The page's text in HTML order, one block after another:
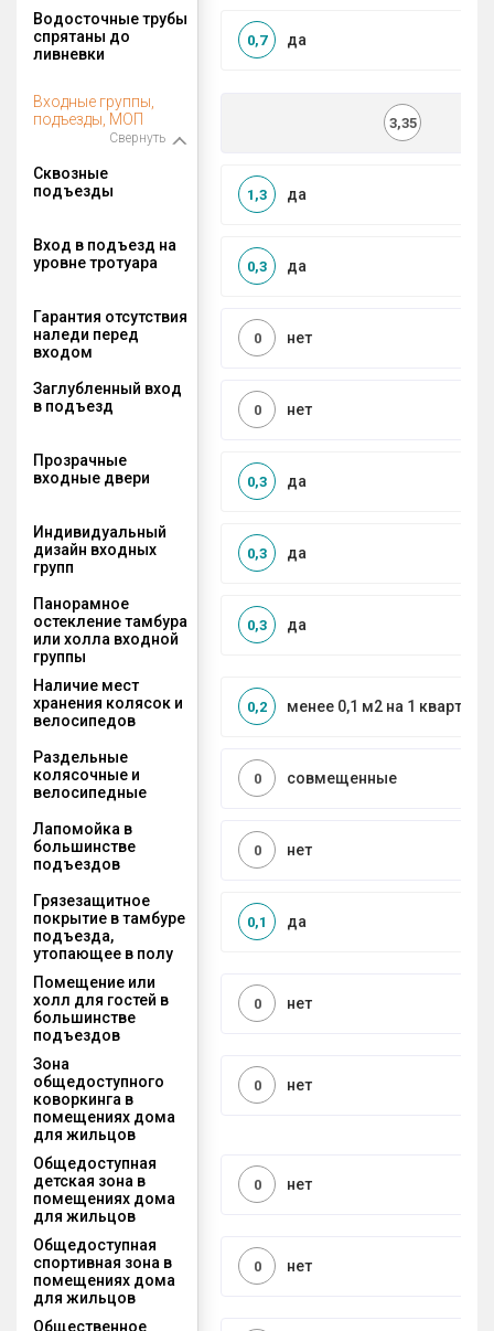
Водосточные трубы
спрятаны до
ливневки
да
0,7
Входные группы,
подъезды, МОП
Свернуть
3,35
Сквозные
подъезды
да
1,3
Вход в подъезд на
уровне тротуара
да
0,3
Гарантия отсутствия
наледи перед
входом
нет
0
Заглубленный вход
в подъезд
нет
0
Прозрачные
входные двери
да
0,3
Индивидуальный
дизайн входных
групп
да
0,3
Панорамное
остекление тамбура
или холла входной
группы
да
0,3
Наличие мест
хранения колясок и
велосипедов
менее 0,1 м2 на 1 квартиру
0,2
Раздельные
колясочные и
велосипедные
совмещенные
0
Лапомойка в
большинстве
подъездов
нет
0
Грязезащитное
покрытие в тамбуре
подъезда,
утопающее в полу
да
0,1
Помещение или
холл для гостей в
большинстве
подъездов
нет
0
Зона
общедоступного
коворкинга в
помещениях дома
для жильцов
нет
0
Общедоступная
детская зона в
помещениях дома
для жильцов
нет
0
Общедоступная
спортивная зона в
помещениях дома
для жильцов
нет
0
Общественное